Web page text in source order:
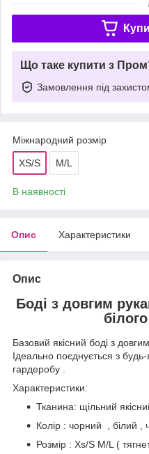
Що таке купити з
Замовлення під
Міжнародний розмір
XS/S M/L
В наявності
Опис Характеристики
Опис
Боді з довгим
Базовий якісний боді з
Ідеально поєднується з
гардеробу .
Характеристики:
Тканина: щільний
Колір : чорний , білий ,
Розмір : Xs/S M/L (